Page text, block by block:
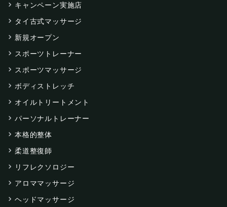
キャンペーン実施店
タイ古式マッサージ
新規オープン
スポーツトレーナー
スポーツマッサージ
ボディストレッチ
オイルトリートメント
パーソナルトレーナー
本格的整体
柔道整復師
リフレクソロジー
アロママッサージ
ヘッドマッサージ